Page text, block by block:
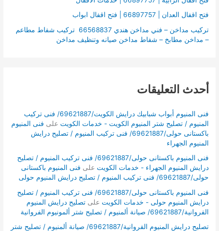
فتح اقفال العدان | 66897757 | فتح اقفال ابواب
تركيب مداخن – فني مداخن هندي 66568837 تركيب شفاط مطاعم
– مداخن مطابخ – شفاط مداخن صيانه وتنظيف مداخن
أحدث التعليقات
فنى المنيوم أبواب شبابيك درايش الكويت/69621887/ فنى تركيب
المنيوم / تصليح شتر المنيوم الكويت - خدمات الكويت على فنى المنيوم
باكستانى حولى/69621887/ فنى تركيب المنيوم / تصليح درايش
المنيوم الجهراء
فنى المنيوم باكستانى حولى/69621887/ فنى تركيب المنيوم / تصليح
درايش المنيوم الجهراء - خدمات الكويت على فنى المنيوم باكستانى
حولى/69621887/ فنى تركيب المنيوم / تصليح درايش المنيوم حولى
فنى المنيوم باكستانى حولى/69621887/ فنى تركيب المنيوم / تصليح
درايش المنيوم حولى - خدمات الكويت علىتصليح درايش المنيوم
الفروانية/69621887/ صيانة ألمنيوم / تصليح شتر ألمونيوم الفروانية
تصليح درايش المنيوم الفروانية/69621887/ صيانة ألمنيوم / تصليح شتر